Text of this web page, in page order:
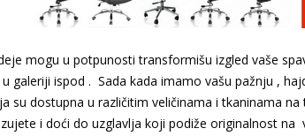
mogu u potpunosti transformišu izgled vaše
galeriji ispod . Sada kada imamo vašu pažnju ,
su dostupna u različitim veličinama i tkaninama
i doći do uzglavlja koji podiže originalnost na